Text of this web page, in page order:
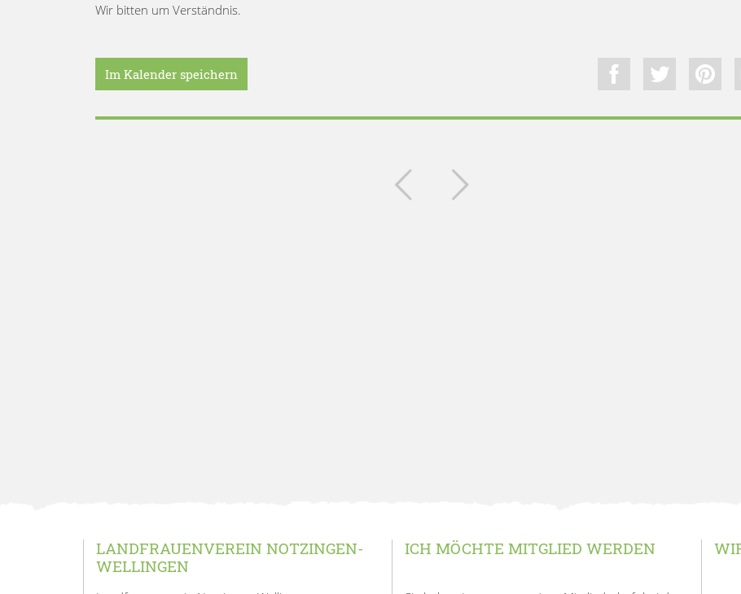
Wir bitten um Verständnis.
Im Kalender speichern
LANDFRAUENVEREIN NOTZINGEN-
WELLINGEN
ICH MÖCHTE MITGLIED WERDEN